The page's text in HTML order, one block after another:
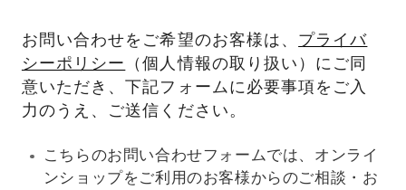
お問い合わせをご希望のお客様は、 プライバ
シーポリシー
（個人情報の取り扱い）にご同
意いただき、下記フォームに必要事項をご入
力のうえ、ご送信ください。
こちらのお問い合わせフォームでは、オンライ
ンショップをご利用のお客様からのご相談・お